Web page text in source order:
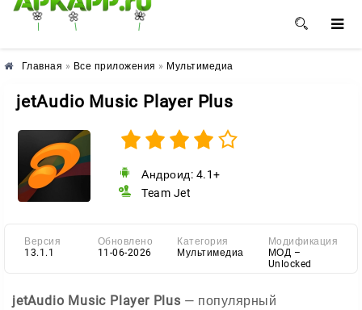
🌸 🌼 🌺
Главная » Все приложения » Мультимедиа
jetAudio Music Player Plus
Андроид: 4.1+
Team Jet
Версия
13.1.1
Обновлено
11-06-2026
Категория
Мультимедиа
Модификация
МОД –
Unlocked
jetAudio Music Player Plus — популярный